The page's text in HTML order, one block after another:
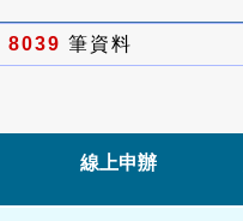
8039 筆資料
線上申辦